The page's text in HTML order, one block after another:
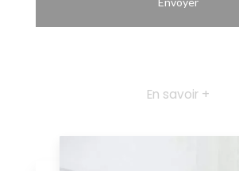
En savoir +